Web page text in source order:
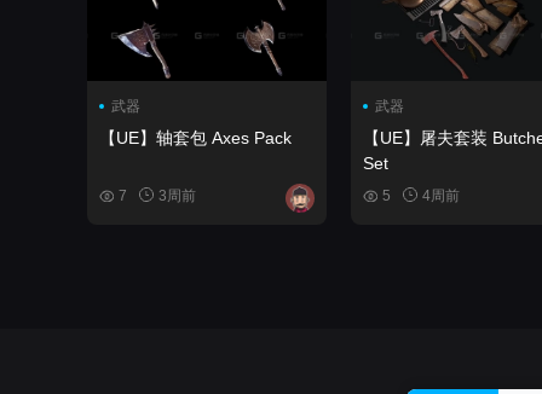
武器
【UE】轴套包 Axes Pack
7 3周前
武器
【UE】屠夫套装 Butcher
Set
5 4周前